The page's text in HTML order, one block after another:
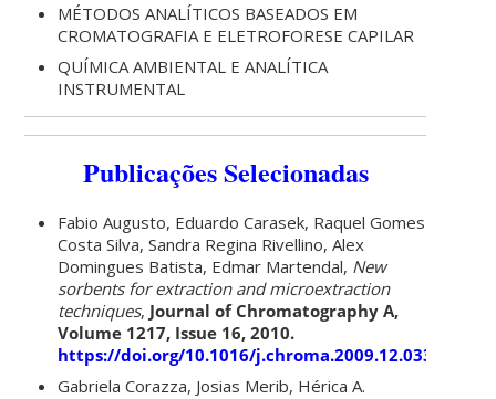
MÉTODOS ANALÍTICOS BASEADOS EM
CROMATOGRAFIA E ELETROFORESE CAPILAR
QUÍMICA AMBIENTAL E ANALÍTICA
INSTRUMENTAL
Publicações Selecionadas
Fabio Augusto, Eduardo Carasek, Raquel Gomes
Costa Silva, Sandra Regina Rivellino, Alex
Domingues Batista, Edmar Martendal, New
sorbents for extraction and microextraction
techniques, Journal of Chromatography A,
Volume 1217, Issue 16, 2010.
https://doi.org/10.1016/j.chroma.2009.12.033
Gabriela Corazza, Josias Merib, Hérica A.